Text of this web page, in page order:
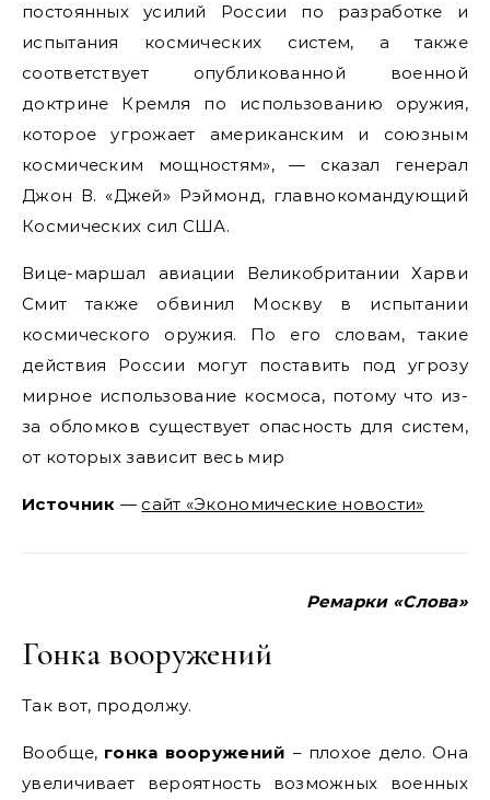
постоянных усилий России по разработке и
испытания космических систем, а также
соответствует опубликованной военной
доктрине Кремля по использованию оружия,
которое угрожает американским и союзным
космическим мощностям», — сказал генерал
Джон В. «Джей» Рэймонд, главнокомандующий
Космических сил США.
Вице-маршал авиации Великобритании Харви
Смит также обвинил Москву в испытании
космического оружия. По его словам, такие
действия России могут поставить под угрозу
мирное использование космоса, потому что из-
за обломков существует опасность для систем,
от которых зависит весь мир
Источник — сайт «Экономические новости»
Ремарки «Слова»
Гонка вооружений
Так вот, продолжу.
Вообще, гонка вооружений – плохое дело. Она
увеличивает вероятность возможных военных